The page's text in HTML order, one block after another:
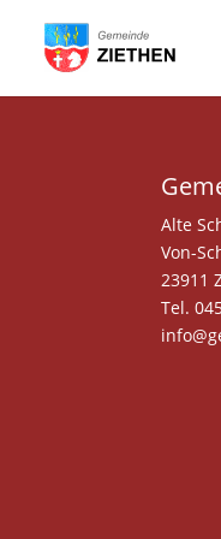
Alte
Von-
23911
Tel.